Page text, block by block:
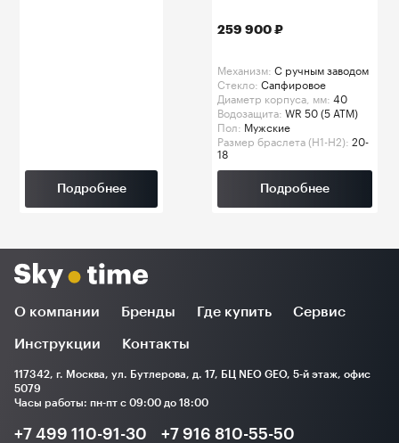
Подробнее
259 900 ₽
Механизм: C ручным заводом
Стекло: Сапфировое
Диаметр корпуса, мм: 40
Водозащита: WR 50 (5 ATM)
Пол: Мужские
Размер браслета (H1-H2): 20-
18
Подробнее
О компании Бренды Где купить Сервис
Инструкции Контакты
117342, г. Москва, ул. Бутлерова, д. 17, БЦ NEO GEO, 5-й этаж, офис
5079
Часы работы: пн-пт с 09:00 до 18:00
+7 499 110-91-30 +7 916 810-55-50